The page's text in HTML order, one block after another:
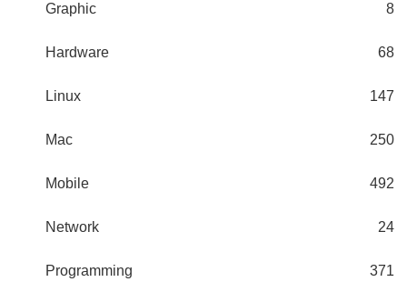
Graphic 8
Hardware 68
Linux 147
Mac 250
Mobile 492
Network 24
Programming 371